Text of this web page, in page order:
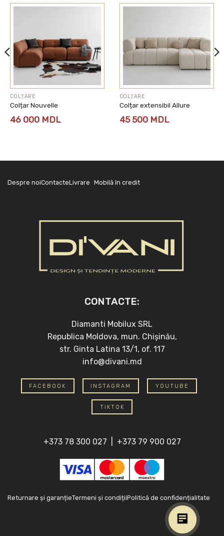
COLȚARE
Colțar Nouvelle
46 000 MDL
COLȚARE
Colțar extensibil Allure
45 500 MDL
Despre noiContacteLivrare Mobilă în credit
CONTACTE:
Diamanti Mobilux SRL
Republica Moldova, mun. Chișinău,
str. Ginta Latina 13/1, of. 117
info@divani.md
FACEBOOK INSTAGRAM YOUTUBE
TIKTOK
+373 78 300 027 +373 79 900 027
Returnare și garanțieTermeni și condițiiPolitică de confidențialitate